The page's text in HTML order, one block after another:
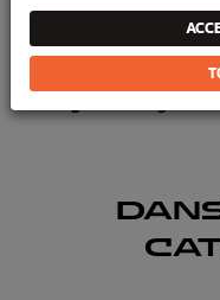
En stock :2
FICHE TECHNIQUE